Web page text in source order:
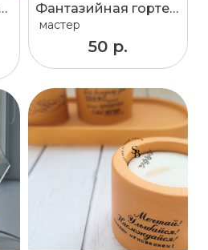
Светильник "Дюймовочка" Фантазийная гортензия светильник
мастер
50 р.